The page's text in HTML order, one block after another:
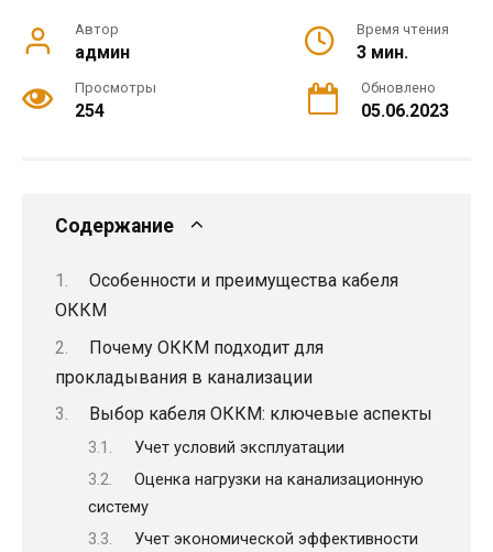
Автор
админ
Время чтения
3 мин.
Просмотры
254
Обновлено
05.06.2023
Содержание
Особенности и преимущества кабеля
ОККМ
Почему ОККМ подходит для
прокладывания в канализации
Выбор кабеля ОККМ: ключевые аспекты
Учет условий эксплуатации
Оценка нагрузки на канализационную
систему
Учет экономической эффективности